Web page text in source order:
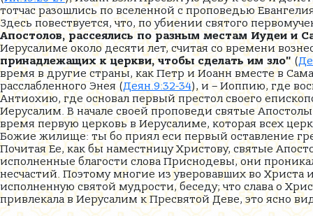
тотчас разошлись по вселенной с проповедью
Здесь повествуется, что, по убиении святого
Апостолов, рассеялись по разным местам Иудеи и
Иерусалиме около десяти лет, считая со времени
принадлежащих к церкви, чтобы сделать им зло"(
время в другие страны, как Петр и Иоанн вместе в
расслабленного Энея (Деян.9:32-34), и – Иоппию, где
Антиохию, где основал первый престол своего
Иерусалим. В начале своей проповеди святые
время первую церковь в Иерусалиме, которая всех
Божие жилище: ты бо приял еси первый оставление
Почитая Ее, как бы наместницу Христову, святые
исполненные благости слова Приснодевы, они
несчастий. Поэтому многие из уверовавших во
исполненную святой мудрости, беседу; что слава о
привлекала в Иерусалим к Пресвятой Деве, это ясно